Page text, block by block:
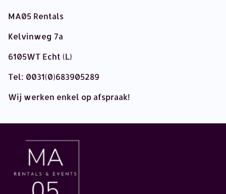
MA05 Rentals
Kelvinweg 7a
6105WT Echt (L)
Tel: 0031(0)683905289
Wij werken enkel op afspraak!